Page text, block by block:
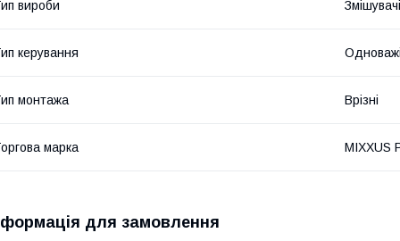
вироби
керування
монтажа Врізні
марка MIXXUS
для замовлення